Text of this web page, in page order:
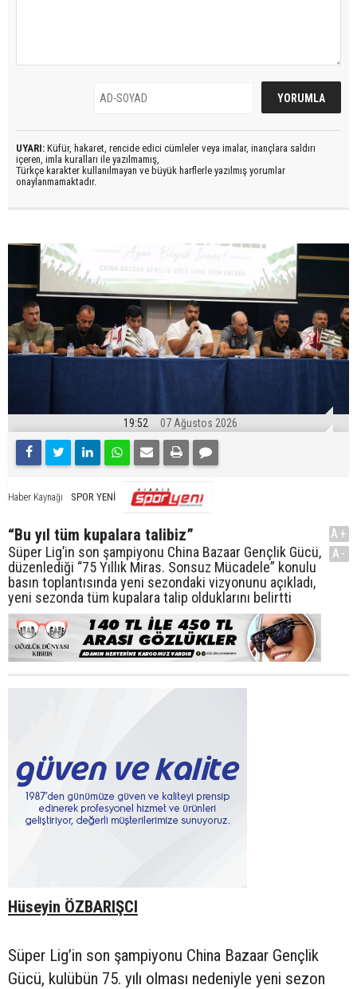
UYARI: Küfür, hakaret, rencide edici cümleler veya imalar, inançlara saldırı
içeren, imla kuralları ile yazılmamış,
Türkçe karakter kullanılmayan ve büyük harflerle yazılmış yorumlar
onaylanmamaktadır.
19:52 07 Ağustos 2026
Haber Kaynağı SPOR YENİ
“Bu yıl tüm kupalara talibiz”
Süper Lig’in son şampiyonu China Bazaar Gençlik Gücü,
düzenlediği “75 Yıllık Miras. Sonsuz Mücadele” konulu
basın toplantısında yeni sezondaki vizyonunu açıkladı,
yeni sezonda tüm kupalara talip olduklarını belirtti
A+
A-
Hüseyin ÖZBARIŞCI
Süper Lig’in son şampiyonu China Bazaar Gençlik
Gücü, kulübün 75. yılı olması nedeniyle yeni sezon